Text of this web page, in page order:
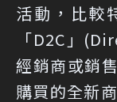
活動，比較
「D2C」
經銷商或銷
購買的全新